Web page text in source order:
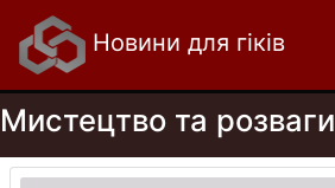
Новини для гіків
Мистецтво та розваги